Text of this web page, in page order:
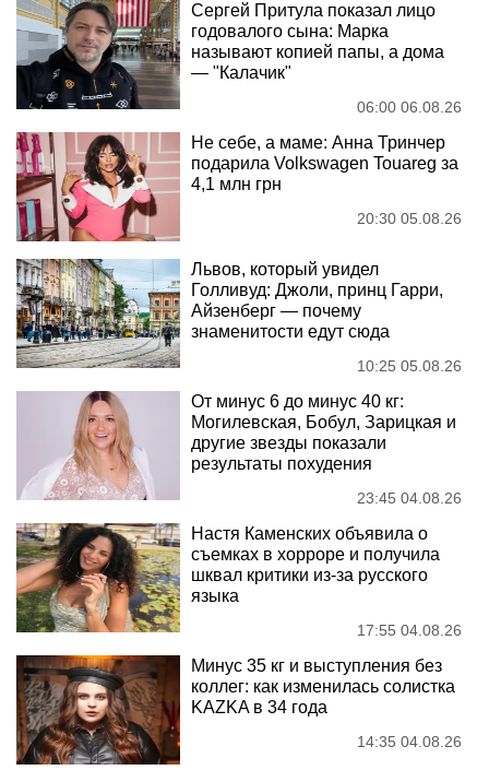
Сергей Притула показал лицо
годовалого сына: Марка
называют копией папы, а дома
— "Калачик"
06:00 06.08.26
Не себе, а маме: Анна Тринчер
подарила Volkswagen Touareg за
4,1 млн грн
20:30 05.08.26
Львов, который увидел
Голливуд: Джоли, принц Гарри,
Айзенберг — почему
знаменитости едут сюда
10:25 05.08.26
От минус 6 до минус 40 кг:
Могилевская, Бобул, Зарицкая и
другие звезды показали
результаты похудения
23:45 04.08.26
Настя Каменских объявила о
съемках в хорроре и получила
шквал критики из-за русского
языка
17:55 04.08.26
Минус 35 кг и выступления без
коллег: как изменилась солистка
KAZKA в 34 года
14:35 04.08.26